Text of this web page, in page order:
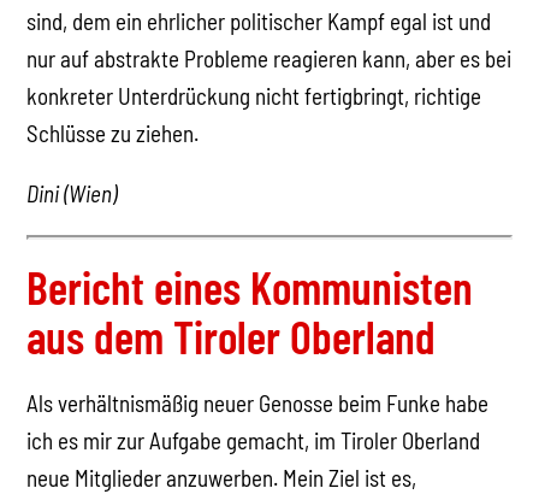
sind, dem ein ehrlicher politischer Kampf egal ist und
nur auf abstrakte Probleme reagieren kann, aber es bei
konkreter Unterdrückung nicht fertigbringt, richtige
Schlüsse zu ziehen.
Dini (Wien)
Bericht eines Kommunisten
aus dem Tiroler Oberland
Als verhältnismäßig neuer Genosse beim Funke habe
ich es mir zur Aufgabe gemacht, im Tiroler Oberland
neue Mitglieder anzuwerben. Mein Ziel ist es,